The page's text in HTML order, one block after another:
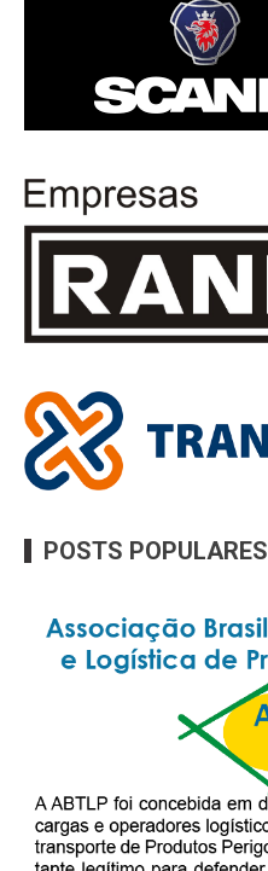
POSTS POPULARES